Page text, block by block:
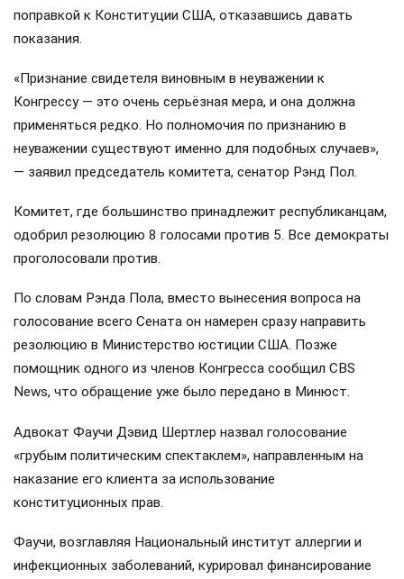
поправкой к Конституции США, отказавшись давать
показания.
«Признание свидетеля виновным в неуважении к
Конгрессу — это очень серьёзная мера, и она должна
применяться редко. Но полномочия по признанию в
неуважении существуют именно для подобных случаев»,
— заявил председатель комитета, сенатор Рэнд Пол.
Комитет, где большинство принадлежит республиканцам,
одобрил резолюцию 8 голосами против 5. Все демократы
проголосовали против.
По словам Рэнда Пола, вместо вынесения вопроса на
голосование всего Сената он намерен сразу направить
резолюцию в Министерство юстиции США. Позже
помощник одного из членов Конгресса сообщил CBS
News, что обращение уже было передано в Минюст.
Адвокат Фаучи Дэвид Шертлер назвал голосование
«грубым политическим спектаклем», направленным на
наказание его клиента за использование
конституционных прав.
Фаучи, возглавляя Национальный институт аллергии и
инфекционных заболеваний, курировал финансирование